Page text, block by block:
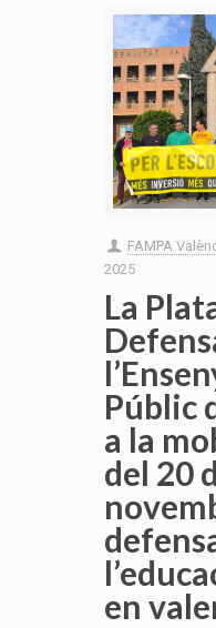
FAMPA
2025
La
Públic
a la
del 20
en